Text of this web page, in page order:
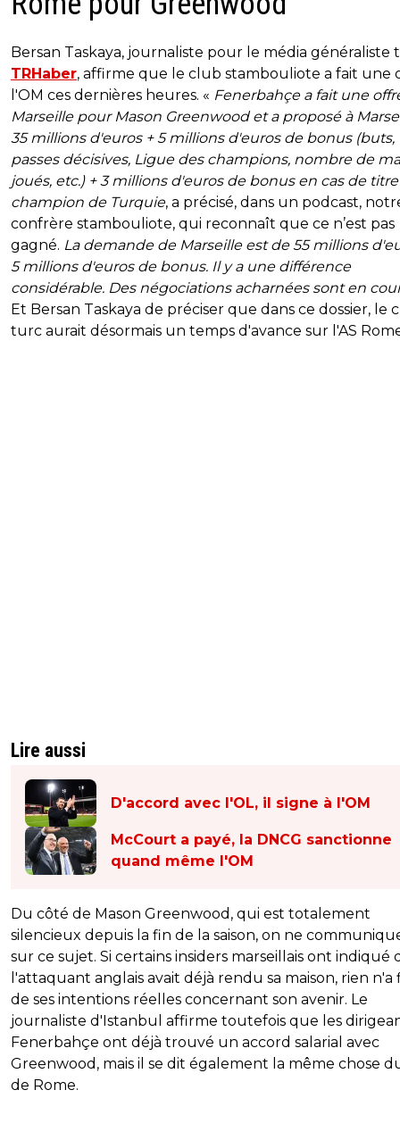
Bersan Taskaya, journaliste pour le média généraliste
TRHaber, affirme que le club stambouliote a fait une
l'OM ces dernières heures. « Fenerbahçe a fait une
Marseille pour Mason Greenwood et a proposé à
35 millions d'euros + 5 millions d'euros de bonus (buts,
passes décisives, Ligue des champions, nombre de
joués, etc.) + 3 millions d'euros de bonus en cas de
champion de Turquie, a précisé, dans un podcast,
confrère stambouliote, qui reconnaît que ce n’est pas
gagné. La demande de Marseille est de 55 millions
5 millions d'euros de bonus. Il y a une différence
considérable. Des négociations acharnées sont en
Et Bersan Taskaya de préciser que dans ce dossier, le
turc aurait désormais un temps d'avance sur l'AS
Lire aussi
D'accord avec l'OL, il signe à l'OM
McCourt a payé, la DNCG sanctionne
quand même l'OM
Du côté de Mason Greenwood, qui est totalement
silencieux depuis la fin de la saison, on ne
sur ce sujet. Si certains insiders marseillais ont indiqué
l'attaquant anglais avait déjà rendu sa maison, rien
de ses intentions réelles concernant son avenir. Le
journaliste d'Istanbul affirme toutefois que les
Fenerbahçe ont déjà trouvé un accord salarial avec
Greenwood, mais il se dit également la même chose
de Rome.